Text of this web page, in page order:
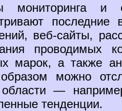
мониторинга и
последние
веб-сайты,
проводимых
марок, а также
можно
—
тенденции.